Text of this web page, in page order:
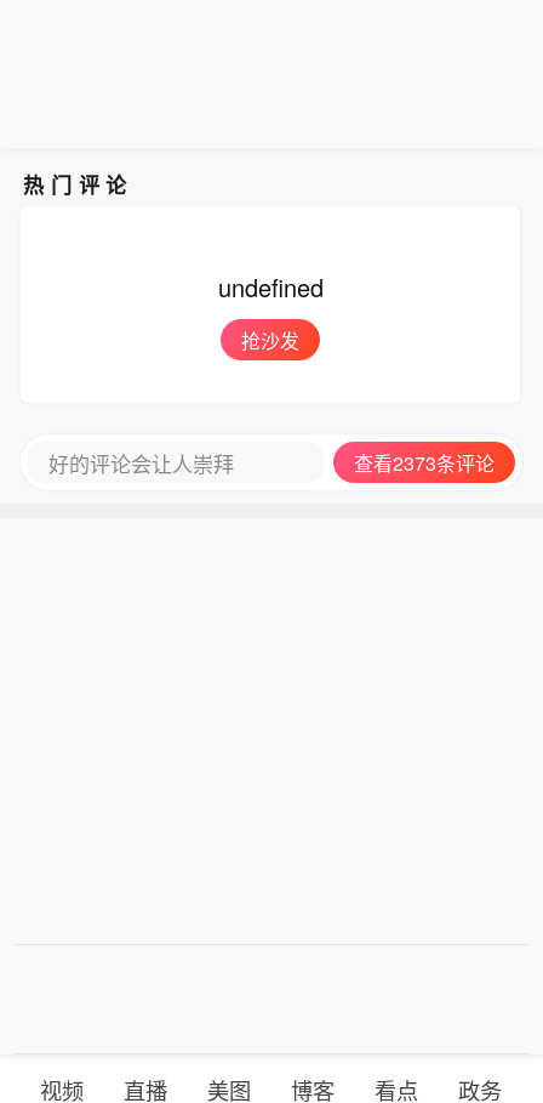
热门评论
undefined
抢沙发
好的评论会让人崇拜 查看2373条评论
视频 直播 美图 博客 看点 政务